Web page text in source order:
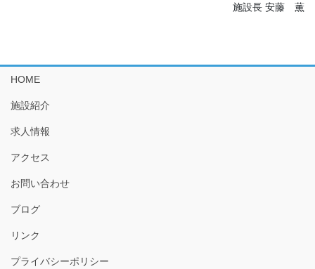
施設長 安藤 薫
HOME
施設紹介
求人情報
アクセス
お問い合わせ
ブログ
リンク
プライバシーポリシー